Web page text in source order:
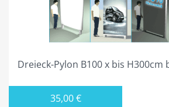
VIERECK PYLONE B300CM BELEUCHTET
PROJEKTIERUNG
GALERIE
SHOP NUR FÜR GEWERBETREIBENDE!
Dreieck-Pylon B100 x bis H300cm
35,00€